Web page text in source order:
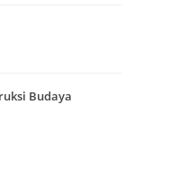
Budaya